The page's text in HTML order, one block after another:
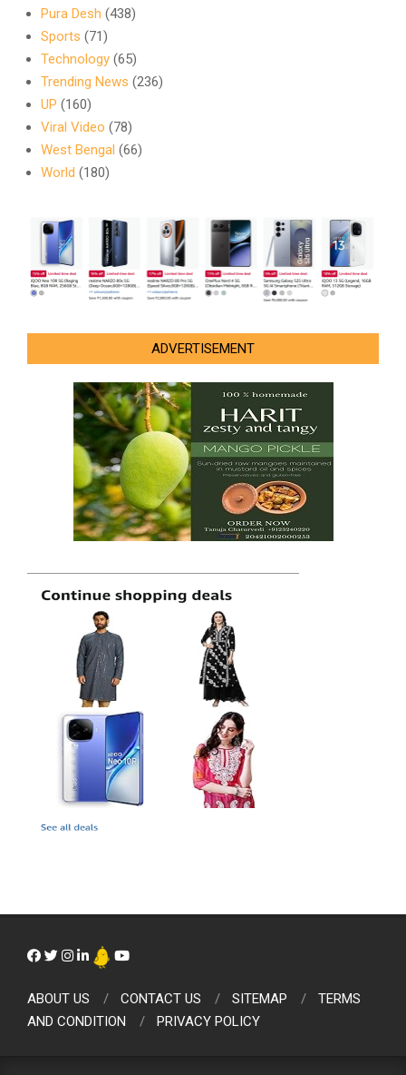
Pura Desh (438)
Sports (71)
Technology (65)
Trending News (236)
UP (160)
Viral Video (78)
West Bengal (66)
World (180)
ADVERTISEMENT
ABOUT US CONTACT US SITEMAP
TERMS
AND CONDITION
PRIVACY POLICY